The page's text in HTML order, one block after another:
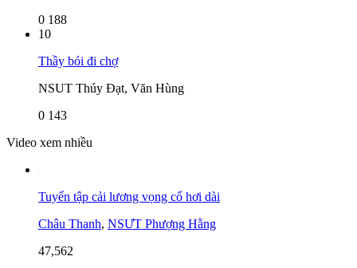
0 188
10
Thầy bói đi chợ
NSUT Thúy Đạt, Văn Hùng
0 143
Video xem nhiều
Tuyển tập cải lương vọng cổ hơi dài
Châu Thanh, NSƯT Phượng Hằng
47,562